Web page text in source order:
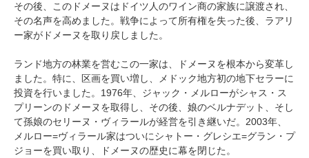
その後、このドメーヌはドイツ人のワイン商の家族に譲渡され、
その名声を高めました。戦争によって所有権を失った後、ラアリ
ー家がドメーヌを取り戻しました。
ランド地方の林業を営むこの一家は、ドメーヌを根本から変革し
ました。特に、区画を買い増し、メドック地方初の地下セラーに
投資を行いました。1976年、ジャック・メルローがシャス・ス
プリーンのドメーヌを取得し、その後、娘のベルナデット、そし
て孫娘のセリーヌ・ヴィラールが経営を引き継いだ。2003年、
メルロー=ヴィラール家はついにシャトー・グレシエ=グラン・プ
ジョーを買い取り、ドメーヌの歴史に幕を閉じた。